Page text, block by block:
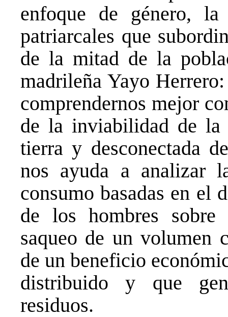
enfoque de género,
patriarcales que
de la mitad de la
madrileña Yayo
comprendernos mejor
de la inviabilidad de la
tierra y desconectada
nos ayuda a analizar
consumo basadas en el
de los hombres
saqueo de un volumen
de un beneficio
distribuido y que
residuos.